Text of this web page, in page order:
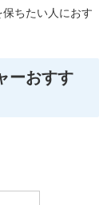
ちたい人におす
ーおすす